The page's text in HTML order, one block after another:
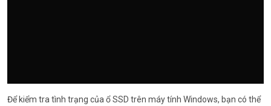
Để kiểm tra tình trạng của ổ SSD trên máy tính Windows, bạn có thể